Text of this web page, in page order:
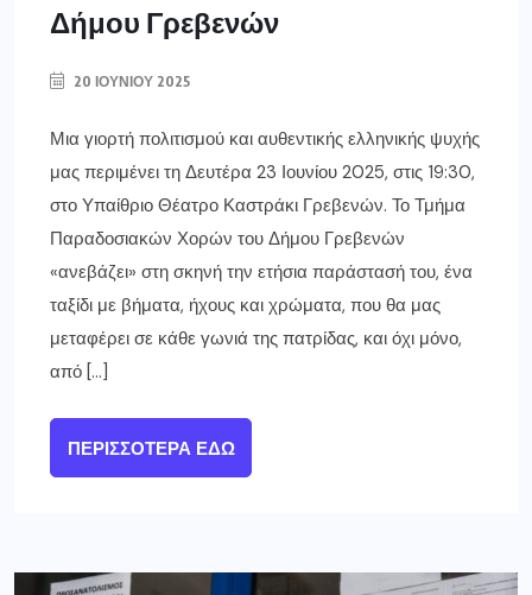
Δήμου Γρεβενών
20 ΙΟΥΝΊΟΥ 2025
Μια γιορτή πολιτισμού και αυθεντικής ελληνικής ψυχής
μας περιμένει τη Δευτέρα 23 Ιουνίου 2025, στις 19:30,
στο Υπαίθριο Θέατρο Καστράκι Γρεβενών. Το Τμήμα
Παραδοσιακών Χορών του Δήμου Γρεβενών
«ανεβάζει» στη σκηνή την ετήσια παράστασή του, ένα
ταξίδι με βήματα, ήχους και χρώματα, που θα μας
μεταφέρει σε κάθε γωνιά της πατρίδας, και όχι μόνο,
από […]
ΠΕΡΙΣΣΌΤΕΡΑ ΕΔΏ